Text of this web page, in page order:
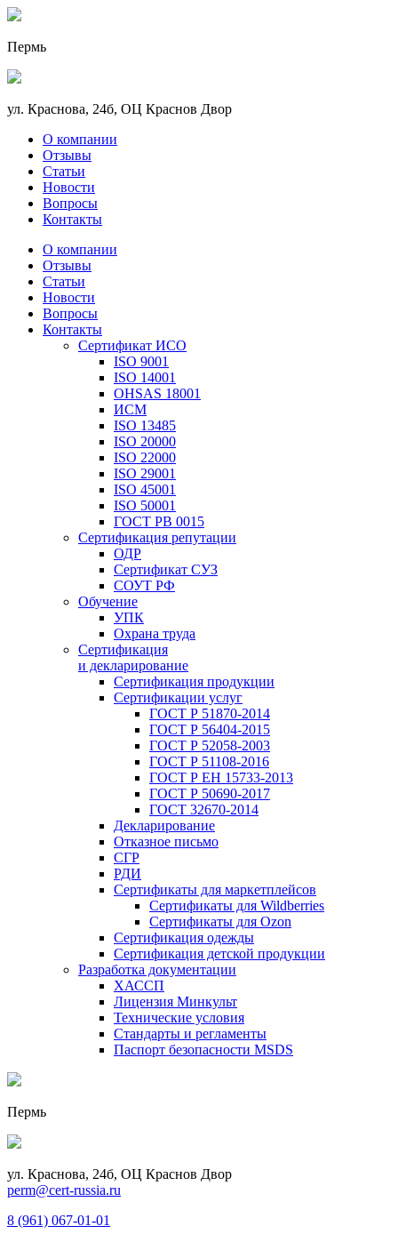
Пермь
ул. Краснова, 24б, ОЦ Краснов Двор
О компании
Отзывы
Статьи
Новости
Вопросы
Контакты
О компании
Отзывы
Статьи
Новости
Вопросы
Контакты
Сертификат ИСО
ISO 9001
ISO 14001
OHSAS 18001
ИСМ
ISO 13485
ISO 20000
ISO 22000
ISO 29001
ISO 45001
ISO 50001
ГОСТ РВ 0015
Сертификация репутации
ОДР
Сертификат СУЗ
СОУТ РФ
Обучение
УПК
Охрана труда
Сертификация
и декларирование
Сертификация продукции
Сертификации услуг
ГОСТ Р 51870-2014
ГОСТ Р 56404-2015
ГОСТ Р 52058-2003
ГОСТ Р 51108-2016
ГОСТ Р ЕН 15733-2013
ГОСТ Р 50690-2017
ГОСТ 32670-2014
Декларирование
Отказное письмо
СГР
РДИ
Сертификаты для маркетплейсов
Сертификаты для Wildberries
Сертификаты для Ozon
Сертификация одежды
Сертификация детской продукции
Разработка документации
ХАССП
Лицензия Минкульт
Технические условия
Стандарты и регламенты
Паспорт безопасности MSDS
Пермь
ул. Краснова, 24б, ОЦ Краснов Двор
perm@cert-russia.ru
8 (961) 067-01-01